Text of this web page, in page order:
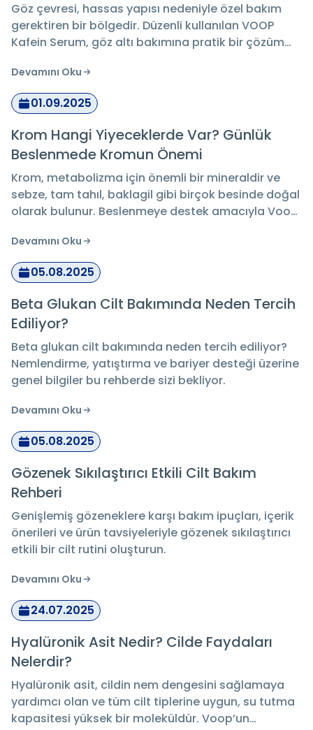
Göz çevresi, hassas yapısı nedeniyle özel bakım
gerektiren bir bölgedir. Düzenli kullanılan VOOP
Kafein Serum, göz altı bakımına pratik bir çözüm
Devamını Oku
01.09.2025
Krom Hangi Yiyeceklerde Var? Günlük
Beslenmede Kromun Önemi
Krom, metabolizma için önemli bir mineraldir ve
sebze, tam tahıl, baklagil gibi birçok besinde doğal
olarak bulunur. Beslenmeye destek amacıyla Voop
seçenek sunar.
Devamını Oku
05.08.2025
Beta Glukan Cilt Bakımında Neden Tercih
Ediliyor?
Beta glukan cilt bakımında neden tercih ediliyor?
Nemlendirme, yatıştırma ve bariyer desteği üzerine
genel bilgiler bu rehberde sizi bekliyor.
Devamını Oku
05.08.2025
Gözenek Sıkılaştırıcı Etkili Cilt Bakım
Rehberi
Genişlemiş gözeneklere karşı bakım ipuçları, içerik
önerileri ve ürün tavsiyeleriyle gözenek sıkılaştırıcı
etkili bir cilt rutini oluşturun.
Devamını Oku
24.07.2025
Hyalüronik Asit Nedir? Cilde Faydaları
Nelerdir?
Hyalüronik asit, cildin nem dengesini sağlamaya
yardımcı olan ve tüm cilt tiplerine uygun, su tutma
kapasitesi yüksek bir moleküldür. Voop’un